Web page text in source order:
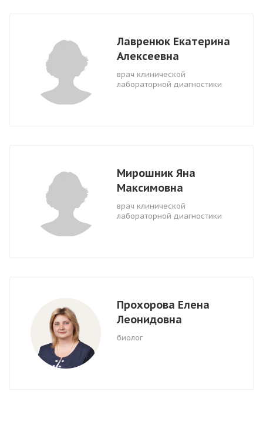
Лавренюк Екатерина
Алексеевна
врач клинической
лабораторной диагностики
Мирошник Яна
Максимовна
врач клинической
лабораторной диагностики
Прохорова Елена
Леонидовна
биолог